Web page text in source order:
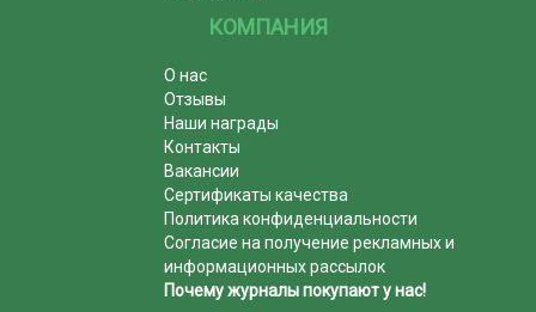
КОМПАНИЯ
О нас
Отзывы
Наши награды
Контакты
Вакансии
Сертификаты качества
Политика конфиденциальности
Согласие на получение рекламных и
информационных рассылок
Почему журналы покупают у нас!